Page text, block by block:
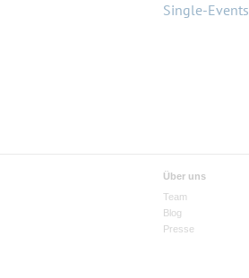
Single-
Über uns
Team
Blog
Presse